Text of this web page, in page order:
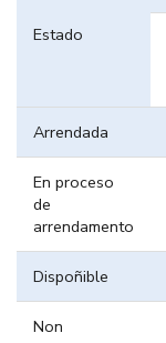
Estado
Arrendada
En proceso
de
arrendamento
Dispoñible
Non